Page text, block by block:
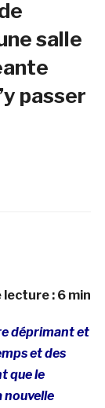
salle
passer
lecture : 6 min
déprimant et
et des
que le
nouvelle